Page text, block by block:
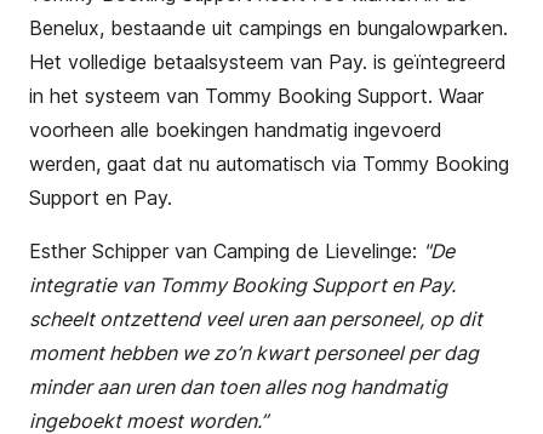
Benelux, bestaande uit campings en bungalowparken.
Het volledige betaalsysteem van Pay. is geïntegreerd
in het systeem van Tommy Booking Support. Waar
voorheen alle boekingen handmatig ingevoerd
werden, gaat dat nu automatisch via Tommy Booking
Support en Pay.
Esther Schipper van Camping de Lievelinge: "De
integratie van Tommy Booking Support en Pay.
scheelt ontzettend veel uren aan personeel, op dit
moment hebben we zo’n kwart personeel per dag
minder aan uren dan toen alles nog handmatig
ingeboekt moest worden.”